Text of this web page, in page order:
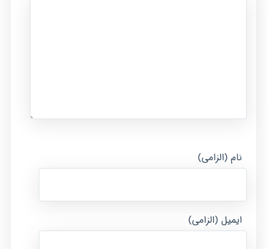
نام (الزامی)
ایمیل (الزامی)